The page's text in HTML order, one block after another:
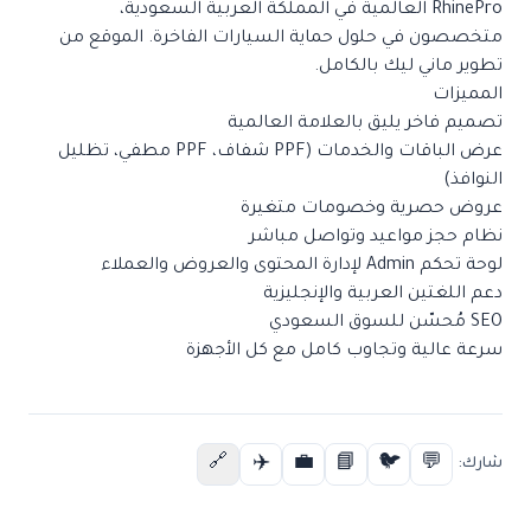
RhinePro العالمية في المملكة العربية السعودية،
متخصصون في حلول حماية السيارات الفاخرة. الموقع من
تطوير ماني ليك بالكامل.
المميزات
تصميم فاخر يليق بالعلامة العالمية
عرض الباقات والخدمات (PPF شفاف، PPF مطفي، تظليل
النوافذ)
عروض حصرية وخصومات متغيرة
نظام حجز مواعيد وتواصل مباشر
لوحة تحكم Admin لإدارة المحتوى والعروض والعملاء
دعم اللغتين العربية والإنجليزية
SEO مُحسّن للسوق السعودي
سرعة عالية وتجاوب كامل مع كل الأجهزة
شارك: 💬
🐦
📘
💼
✈️
🔗